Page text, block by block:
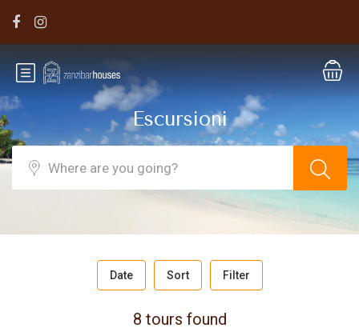
Escursioni
Date Sort Filter
8 tours found